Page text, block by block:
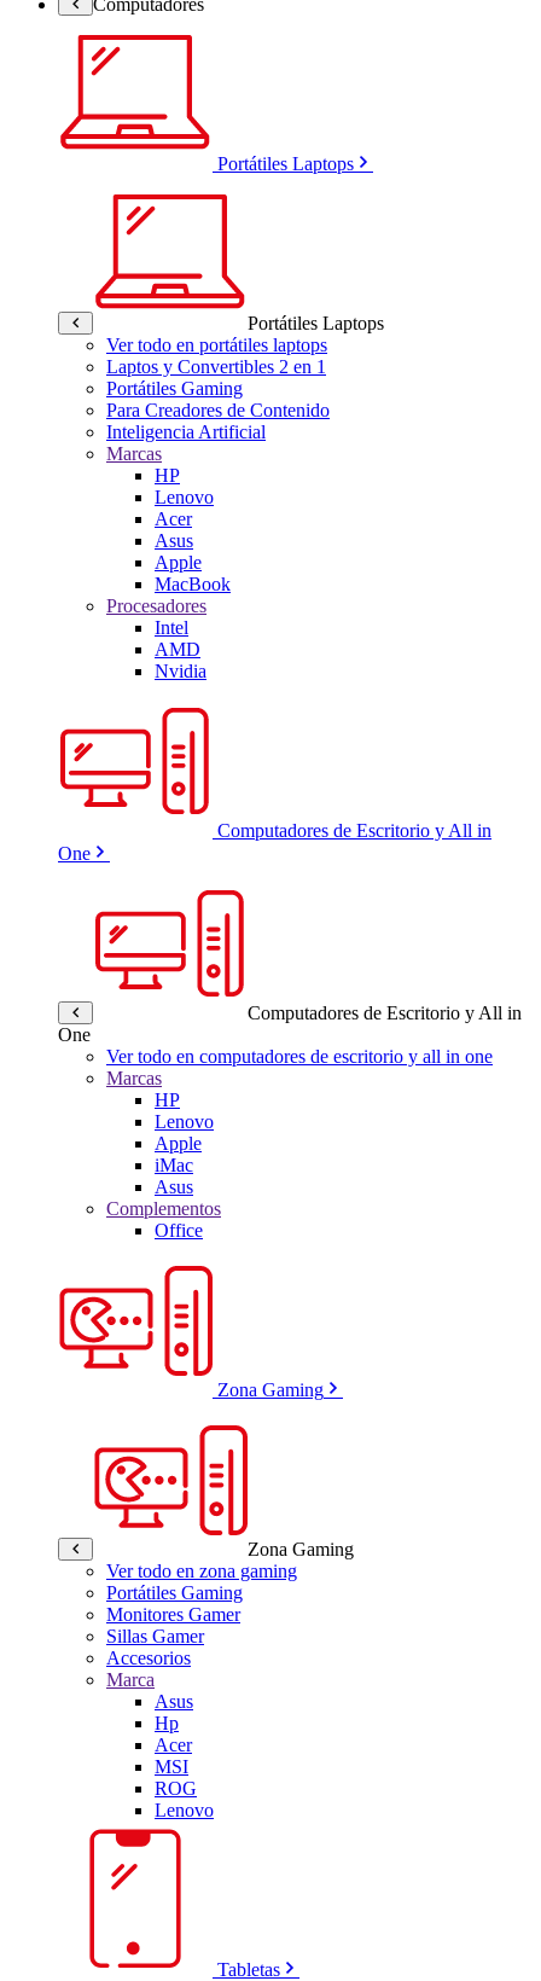
Portátiles Laptops
Portátiles Laptops
Ver todo en portátiles laptops
Laptos y Convertibles 2 en 1
Portátiles Gaming
Para Creadores de Contenido
Inteligencia Artificial
Marcas
HP
Lenovo
Acer
Asus
Apple
MacBook
Procesadores
Intel
AMD
Nvidia
Computadores de Escritorio y All in
One
Computadores de Escritorio y All in
One
Ver todo en computadores de escritorio y all in one
Marcas
HP
Lenovo
Apple
iMac
Asus
Complementos
Office
Zona Gaming
Zona Gaming
Ver todo en zona gaming
Portátiles Gaming
Monitores Gamer
Sillas Gamer
Accesorios
Marca
Asus
Hp
Acer
MSI
ROG
Lenovo
Tabletas